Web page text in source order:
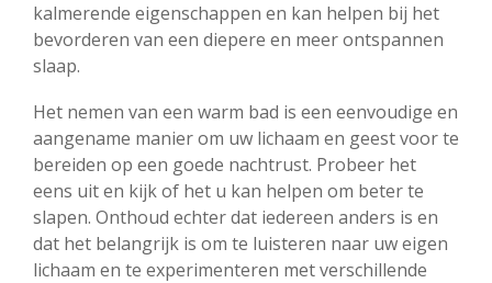
kalmerende eigenschappen en kan helpen bij het
bevorderen van een diepere en meer ontspannen
slaap.
Het nemen van een warm bad is een eenvoudige en
aangename manier om uw lichaam en geest voor te
bereiden op een goede nachtrust. Probeer het
eens uit en kijk of het u kan helpen om beter te
slapen. Onthoud echter dat iedereen anders is en
dat het belangrijk is om te luisteren naar uw eigen
lichaam en te experimenteren met verschillende